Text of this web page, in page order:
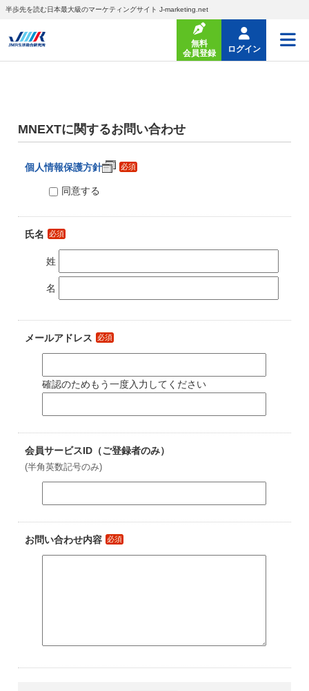
半歩先を読む日本最大級のマーケティングサイト J-marketing.net
無料
会員登録
ログイン
MNEXTに関するお問い合わせ
個人情報保護方針 必須
同意する
氏名 必須
姓
名
メールアドレス 必須
確認のためもう一度入力してください
会員サービスID（ご登録者のみ）
(半角英数記号のみ)
お問い合わせ内容 必須